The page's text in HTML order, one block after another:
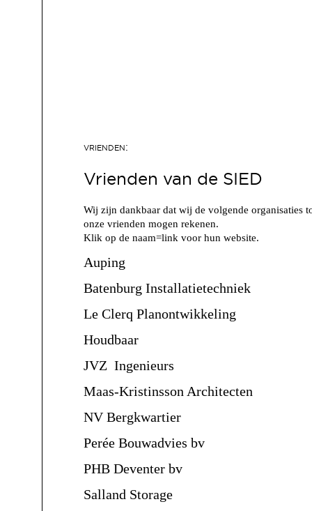
Vrienden van de SIED
Wij zijn dankbaar dat wij de volgende organisaties
onze vrienden mogen rekenen.
Klik op de naam=link voor hun website.
Auping
Batenburg Installatietechniek
Le Clerq Planontwikkeling
Houdbaar
JVZ Ingenieurs
Maas-Kristinsson Architecten
NV Bergkwartier
Perée Bouwadvies bv
PHB Deventer bv
Salland Storage